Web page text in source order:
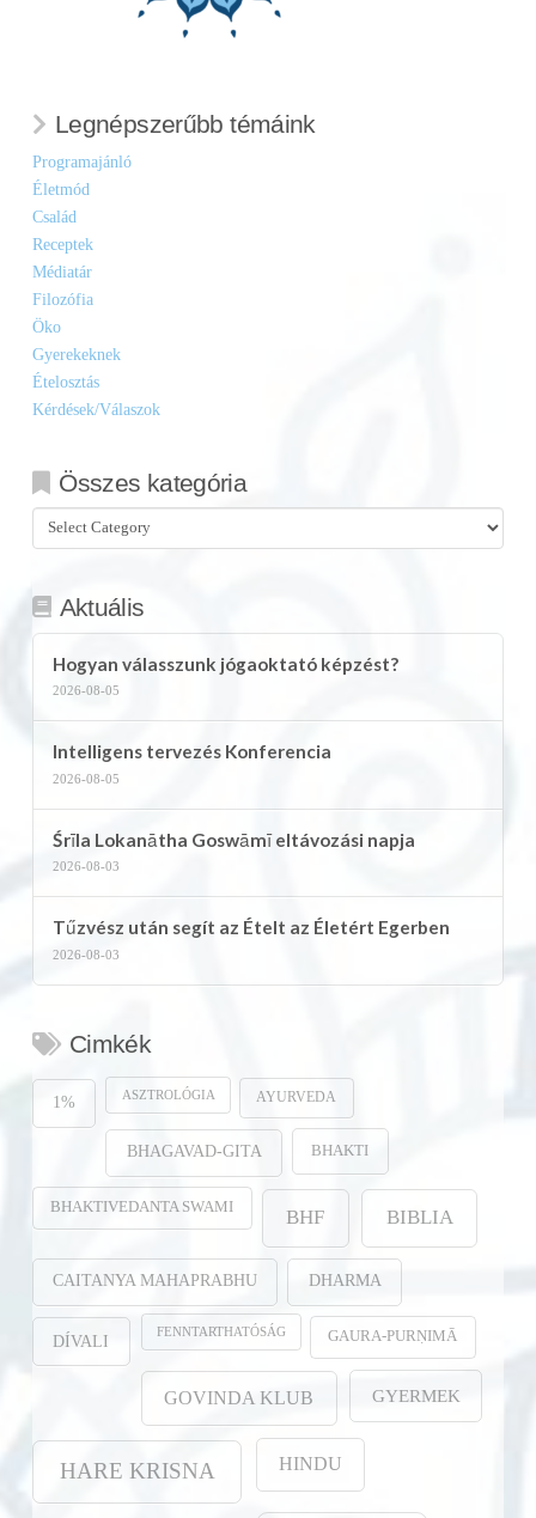
Legnépszerűbb témáink
Programajánló
Életmód
Család
Receptek
Médiatár
Filozófia
Öko
Gyerekeknek
Ételosztás
Kérdések/Válaszok
Összes kategória
Összes
kategória
Aktuális
Hogyan válasszunk jógaoktató képzést?
2026-08-05
Intelligens tervezés Konferencia
2026-08-05
Śrīla Lokanātha Goswāmī eltávozási napja
2026-08-03
Tűzvész után segít az Ételt az Életért Egerben
2026-08-03
Cimkék
1% ASZTROLÓGIA AYURVEDA
BHAGAVAD-GITA BHAKTI
BHAKTIVEDANTA SWAMI BHF BIBLIA
CAITANYA MAHAPRABHU DHARMA
DÍVALI FENNTARTHATÓSÁG GAURA-PURṆIMĀ
GOVINDA KLUB GYERMEK
HARE KRISNA HINDU